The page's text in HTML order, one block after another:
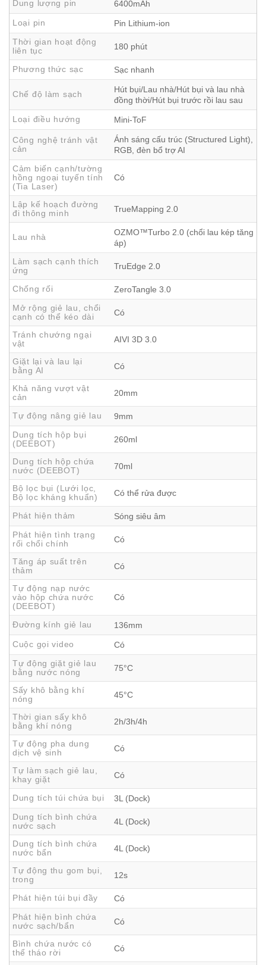
có khả năng tự động giặt giẻ, sấy khô và thu gom rác,
mang lại trải nghiệm dọn dẹp toàn diện, hiện đại và tiện
lợi.
Robot hút bụi lau nhà Ecovacs Deebot T50S Pro Omni sở
hữu khả năng làm sạch toàn diện
Deebot T50S Pro Omni vận hành mượt mà hơn bao giờ
hết nhờ thiết kế siêu mỏng
Robot hút bụi lau nhà Ecovacs Deebot T50S Pro Omni
thiết kế siêu mỏng
Thiết kế siêu mỏng chỉ 81mm kết hợp cùng công nghệ
LiDAR dToF ẩn giúp robot Deebot T50S Pro Omni dễ dàng
len lỏi vào các khu vực như gầm bàn, gầm giường… để
làm sạch triệt để. Trang bị hệ thống ánh sáng 3D cùng
camera RGB tích hợp AI, thiết bị có khả năng quan sát và
phân tích môi trường cực kỳ chính xác.
Ngay cả trong điều kiện thiếu sáng hay không gian phức
tạp, robot vẫn di chuyển linh hoạt, vận hành trơn tru và loại
bỏ hiệu quả bụi bẩn, mang lại không gian sống sạch sẽ,
gọn gàng.
Robot hút bụi lau nhà Ecovacs Deebot T50S Pro Omni
thiết kế siêu mỏng
Công nghệ TruEdge 2.0 – Làm sạch sát mép
đến từng milimet
Deebot T50S Pro Omni làm sạch sát mép 1mm với công
nghệ TruEdge 2.0
Công nghệ TruEdge 2.0 được nâng cấp giúp robot hút bụi
Ecovacs Deebot T50S Pro Omni làm sạch sát cạnh với
khoảng cách chỉ khoảng 1mm. Hệ thống giẻ lau có khả
năng tự động mở rộng và thu gọn linh hoạt, đảm bảo tiếp
cận tối đa các góc tường.
Sự kết hợp giữa LiDAR dToF và camera RGB 3D cho
phép robot nhận diện môi trường và vật cản với độ chính
xác cao, từ đó điều chỉnh chế độ làm sạch cạnh phù hợp,
đảm bảo bề mặt sàn luôn sạch bóng.
Làm sạch sát mép 1mm với công nghệ TruEdge 2.0 trên
Deebot T50S Pro Omni
Dung lượng pin
6400mAh
Loại pin
Pin Lithium-ion
Thời gian hoạt động
liên tục
180 phút
Phương thức sạc Sạc nhanh
Chế độ làm sạch
Hút bụi/Lau nhà/Hút bụi và lau nhà
đồng thời/Hút bụi trước rồi lau sau
Loại điều hướng
Mini-ToF
Công nghệ tránh vật
cản
Ánh sáng cấu trúc (Structured Light),
RGB, đèn bổ trợ AI
Cảm biến cạnh/tường
hồng ngoại tuyến tính
(Tia Laser)
Có
Lập kế hoạch đường
đi thông minh
TrueMapping 2.0
Lau nhà
OZMO™Turbo 2.0 (chổi lau kép tăng
áp)
Làm sạch cạnh thích
ứng
TruEdge 2.0
Chống rối
ZeroTangle 3.0
Mở rộng giẻ lau, chổi
cạnh có thể kéo dài
Có
Tránh chướng ngại
vật
AIVI 3D 3.0
Giặt lại và lau lại
bằng AI
Có
Khả năng vượt vật
cản
20mm
Tự động nâng giẻ lau
9mm
Dung tích hộp bụi
(DEEBOT)
260ml
Dung tích hộp chứa
nước (DEEBOT)
70ml
Bộ lọc bụi (Lưới lọc,
Bộ lọc kháng khuẩn)
Có thể rửa được
Phát hiện thảm
Sóng siêu âm
Phát hiện tình trạng
rối chổi chính
Có
Tăng áp suất trên
thảm
Có
Tự động nạp nước
vào hộp chứa nước
(DEEBOT)
Có
Đường kính giẻ lau
136mm
Cuộc gọi video
Có
Tự động giặt giẻ lau
bằng nước nóng
75°C
Sấy khô bằng khí
nóng
45°C
Thời gian sấy khô
bằng khí nóng
2h/3h/4h
Tự động pha dung
dịch vệ sinh
Có
Tự làm sạch giẻ lau,
khay giặt
Có
Dung tích túi chứa bụi
3L (Dock)
Dung tích bình chứa
nước sạch
4L (Dock)
Dung tích bình chứa
nước bẩn
4L (Dock)
Tự động thu gom bụi,
trong
12s
Phát hiện túi bụi đầy
Có
Phát hiện bình chứa
nước sạch/bẩn
Có
Bình chứa nước có
thể tháo rời
Có